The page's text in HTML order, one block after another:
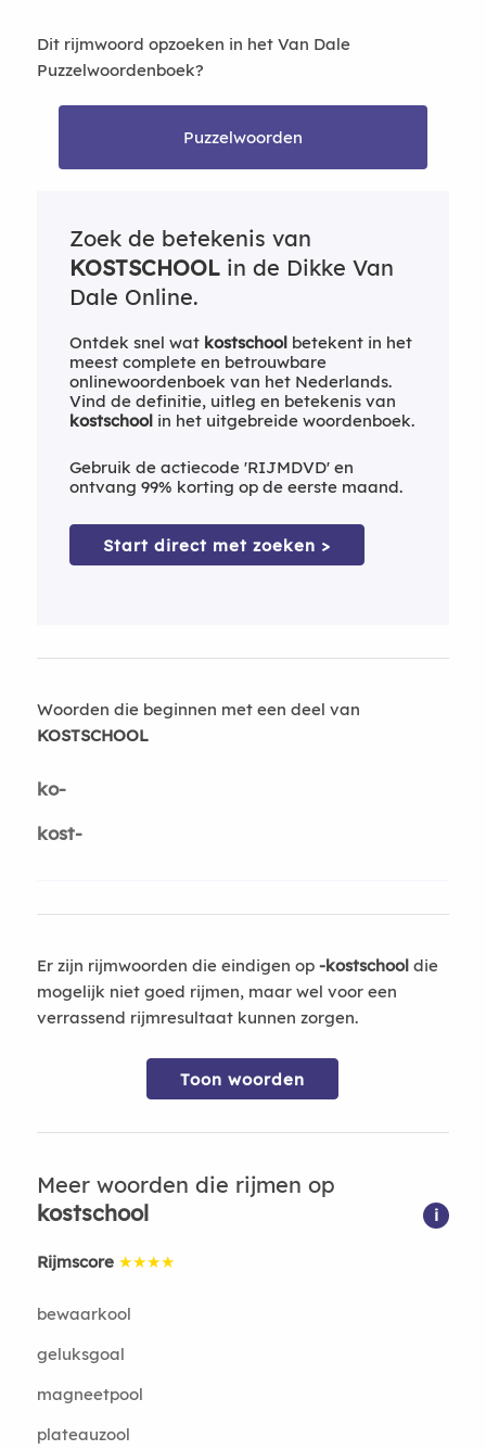
Dit rijmwoord opzoeken in het Van Dale
Puzzelwoordenboek?
Puzzelwoorden
Zoek de betekenis van
KOSTSCHOOLin de Dikke Van
Dale Online.
Ontdek snel wat kostschoolbetekent in het
meest complete en betrouwbare
onlinewoordenboek van het Nederlands.
Vind de definitie, uitleg en betekenis van
kostschoolin het uitgebreide woordenboek.
Gebruik de actiecode 'RIJMDVD' en
ontvang 99% korting op de eerste maand.
Start direct met zoeken >
Woorden die beginnen met een deel van
KOSTSCHOOL
ko-
kost-
Er zijn rijmwoorden die eindigen op -kostschooldie
mogelijk niet goed rijmen, maar wel voor een
verrassend rijmresultaat kunnen zorgen.
Toon woorden
Meer woorden die rijmen op
kostschool
i
Rijmscore ★★★★
bewaarkool
geluksgoal
magneetpool
plateauzool